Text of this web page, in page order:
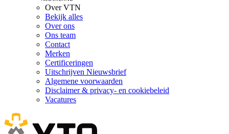
Over VTN
Bekijk alles
Over ons
Ons team
Contact
Merken
Certificeringen
Uitschrijven Nieuwsbrief
Algemene voorwaarden
Disclaimer & privacy- en cookiebeleid
Vacatures